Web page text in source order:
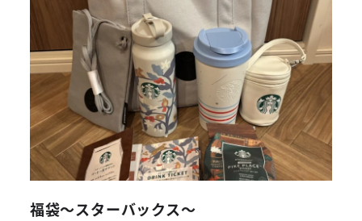
福袋～スターバックス～